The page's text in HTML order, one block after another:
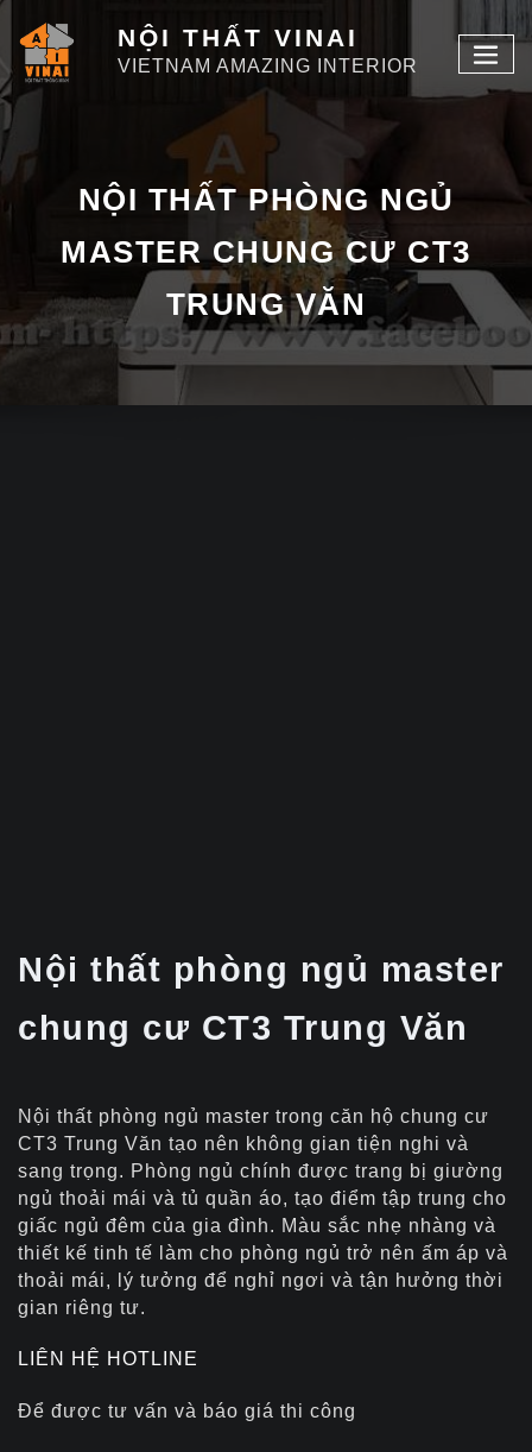
NỘI THẤT VINAI
VIETNAM AMAZING INTERIOR
NỘI THẤT PHÒNG NGỦ
MASTER CHUNG CƯ CT3
TRUNG VĂN
Nội thất phòng ngủ master
chung cư CT3 Trung Văn
Nội thất phòng ngủ master trong căn hộ chung cư
CT3 Trung Văn tạo nên không gian tiện nghi và
sang trọng. Phòng ngủ chính được trang bị giường
ngủ thoải mái và tủ quần áo, tạo điểm tập trung cho
giấc ngủ đêm của gia đình. Màu sắc nhẹ nhàng và
thiết kế tinh tế làm cho phòng ngủ trở nên ấm áp và
thoải mái, lý tưởng để nghỉ ngơi và tận hưởng thời
gian riêng tư.
LIÊN HỆ HOTLINE
Để được tư vấn và báo giá thi công